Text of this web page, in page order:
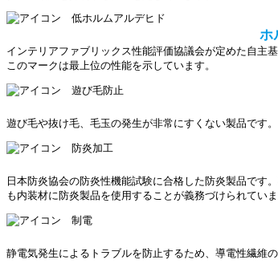
ホ
インテリアファブリックス性能評価協議会が定めた自主
このマークは最上位の性能を示しています。
遊び毛や抜け毛、毛玉の発生が非常にすくない製品です。
日本防炎協会の防炎性機能試験に合格した防炎製品です
も内装材に防炎製品を使用することが義務づけられていま
静電気発生によるトラブルを防止するため、導電性繊維